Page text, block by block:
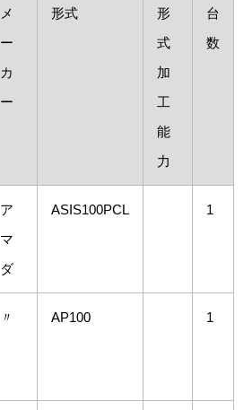
メ
ー
カ
ー
形式
形
式
加
工
能
力
台
数
ア
マ
ダ
ASIS100PCL 1
〃 AP100 1